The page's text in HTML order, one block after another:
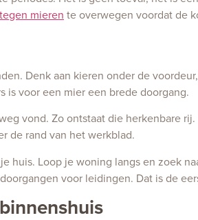
mieren te overwegen voordat de
Denk aan kieren onder de
is voor een mier een brede doorgang.
vond. Zo ontstaat die herkenbare
de rand van het werkblad.
Loop je woning langs en zoek
voor leidingen. Dat is de